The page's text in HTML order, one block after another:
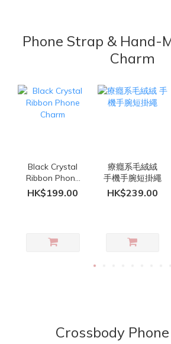
Phone Strap & Hand-
Charm
Black Crystal
Ribbon Phone
Charm
HK$199.00
療癮系毛絨絨
手機手腕短掛繩
HK$239.00
Crossbody